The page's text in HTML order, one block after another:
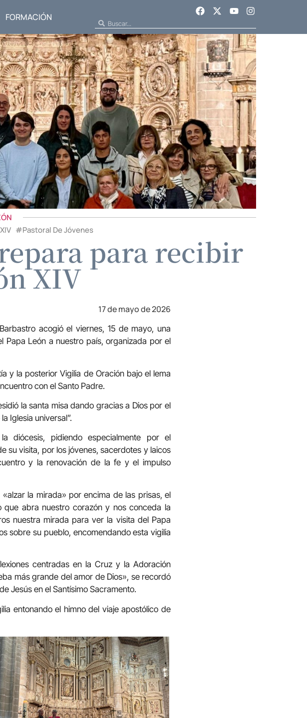
FORMACIÓN
#Pastoral De Jóvenes
para recibir
XIV
17 de mayo de 2026
acogió el viernes, 15 de mayo, una
Papa León a nuestro país, organizada por el
y la posterior Vigilia de Oración bajo el lema
con el Santo Padre.
la santa misa dando gracias a Dios por el
Iglesia universal”.
diócesis, pidiendo especialmente por el
su visita, por los jóvenes, sacerdotes y laicos
y la renovación de la fe y el impulso
la mirada» por encima de las prisas, el
que abra nuestro corazón y nos conceda la
nuestra mirada para ver la visita del Papa
sobre su pueblo, encomendando esta vigilia
centradas en la Cruz y la Adoración
más grande del amor de Dios», se recordó
Jesús en el Santísimo Sacramento.
entonando el himno del viaje apostólico de